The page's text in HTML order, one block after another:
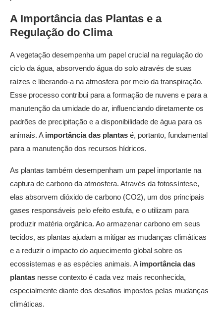
A Importância das Plantas e a
Regulação do Clima
A vegetação desempenha um papel crucial na regulação do
ciclo da água, absorvendo água do solo através de suas
raízes e liberando-a na atmosfera por meio da transpiração.
Esse processo contribui para a formação de nuvens e para a
manutenção da umidade do ar, influenciando diretamente os
padrões de precipitação e a disponibilidade de água para os
animais. A importância das plantas é, portanto, fundamental
para a manutenção dos recursos hídricos.
As plantas também desempenham um papel importante na
captura de carbono da atmosfera. Através da fotossíntese,
elas absorvem dióxido de carbono (CO2), um dos principais
gases responsáveis pelo efeito estufa, e o utilizam para
produzir matéria orgânica. Ao armazenar carbono em seus
tecidos, as plantas ajudam a mitigar as mudanças climáticas
e a reduzir o impacto do aquecimento global sobre os
ecossistemas e as espécies animais. A importância das
plantas nesse contexto é cada vez mais reconhecida,
especialmente diante dos desafios impostos pelas mudanças
climáticas.